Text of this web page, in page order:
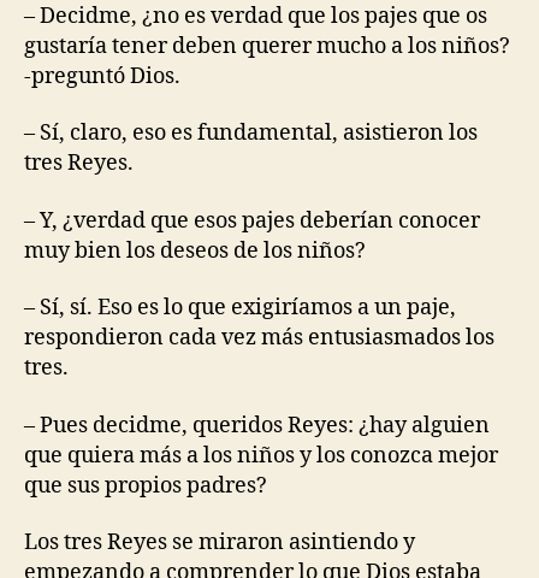
– Decidme, ¿no es verdad que los pajes que os
gustaría tener deben querer mucho a los niños?
-preguntó Dios.
– Sí, claro, eso es fundamental, asistieron los
tres Reyes.
– Y, ¿verdad que esos pajes deberían conocer
muy bien los deseos de los niños?
– Sí, sí. Eso es lo que exigiríamos a un paje,
respondieron cada vez más entusiasmados los
tres.
– Pues decidme, queridos Reyes: ¿hay alguien
que quiera más a los niños y los conozca mejor
que sus propios padres?
Los tres Reyes se miraron asintiendo y